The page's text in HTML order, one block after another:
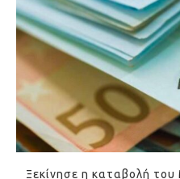
Ξεκίνησε η καταβολή